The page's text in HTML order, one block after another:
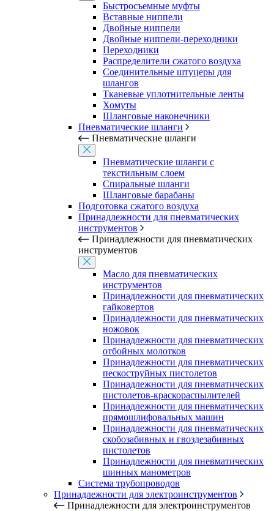
Быстросъемные муфты
Вставные ниппели
Двойные ниппели
Двойные ниппели-переходники
Переходники
Распределители сжатого воздуха
Соединительные штуцеры для
шлангов
Тканевые уплотнительные ленты
Хомуты
Шланговые наконечники
Пневматические шланги
Пневматические шланги
Пневматические шланги с
текстильным слоем
Спиральные шланги
Шланговые барабаны
Подготовка сжатого воздуха
Принадлежности для пневматических
инструментов
Принадлежности для пневматических
инструментов
Масло для пневматических
инструментов
Принадлежности для пневматических
гайковертов
Принадлежности для пневматических
ножовок
Принадлежности для пневматических
отбойных молотков
Принадлежности для пневматических
пескоструйных пистолетов
Принадлежности для пневматических
пистолетов-краскораспылителей
Принадлежности для пневматических
прямошлифовальных машин
Принадлежности для пневматических
скобозабивных и гвоздезабивных
пистолетов
Принадлежности для пневматических
шинных манометров
Система трубопроводов
Принадлежности для электроинструментов
Принадлежности для электроинструментов